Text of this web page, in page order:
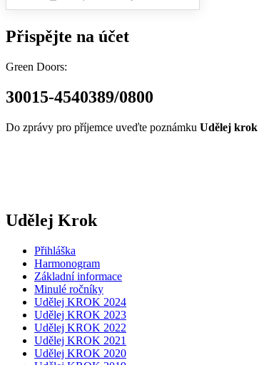
Přispějte na účet
Green Doors:
30015-4540389/0800
Do zprávy pro příjemce uveďte poznámku Udělej krok
Udělej Krok
Přihláška
Harmonogram
Základní informace
Minulé ročníky
Udělej KROK 2024
Udělej KROK 2023
Udělej KROK 2022
Udělej KROK 2021
Udělej KROK 2020